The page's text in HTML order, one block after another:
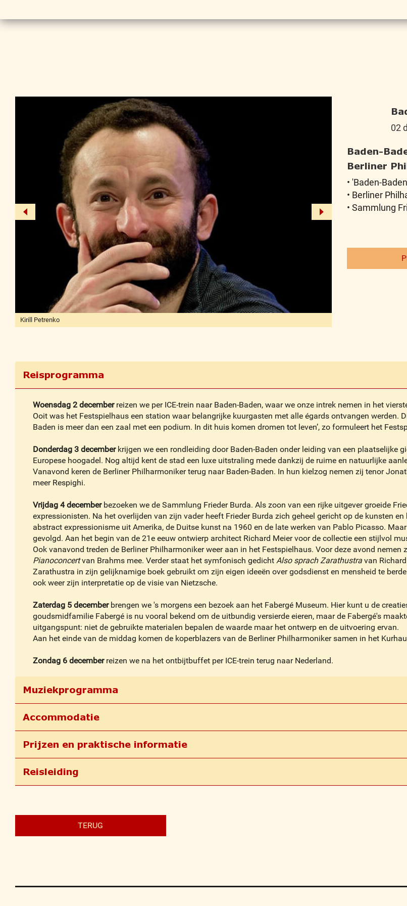
Kirill Petrenko
Trinkhalle, Baden-Baden
02
Baden-
Berliner
• 'Baden-
• Berliner
• Sammlung
Reisprogramma
Woensdag 2 decemberreizen we per ICE-trein naar Baden-Baden, waar we onze intrek nemen in het
Ooit was het Festspielhaus een station waar belangrijke kuurgasten met alle égards ontvangen werden.
Baden is meer dan een zaal met een podium. In dit huis komen dromen tot leven’, zo formuleert het
Donderdag 3 decemberkrijgen we een rondleiding door Baden-Baden onder leiding van een plaatselijke
Europese hoogadel. Nog altijd kent de stad een luxe uitstraling mede dankzij de ruime en natuurlijke
Vanavond keren de Berliner Philharmoniker terug naar Baden-Baden. In hun kielzog nemen zij tenor
meer Respighi.
Vrijdag 4 december bezoeken we de Sammlung Frieder Burda. Als zoon van een rijke uitgever groeide
expressionisten. Na het overlijden van zijn vader heeft Frieder Burda zich geheel gericht op de kunsten
abstract expressionisme uit Amerika, de Duitse kunst na 1960 en de late werken van Pablo Picasso.
gevolgd. Aan het begin van de 21e eeuw ontwierp architect Richard Meier voor de collectie een stijlvol
Ook vanavond treden de Berliner Philharmoniker weer aan in het Festspielhaus. Voor deze avond
Pianoconcertvan Brahms mee. Verder staat het symfonisch gedicht Also sprach Zarathustra van
Zarathustra in zijn gelijknamige boek gebruikt om zijn eigen ideeën over godsdienst en mensheid te
ook weer zijn interpretatie op de visie van Nietzsche.
Zaterdag 5 december brengen we 's morgens een bezoek aan het Fabergé Museum. Hier kunt u de
goudsmidfamilie Fabergé is nu vooral bekend om de uitbundig versierde eieren, maar de Fabergé's
uitgangspunt: niet de gebruikte materialen bepalen de waarde maar het ontwerp en de uitvoering ervan.
Aan het einde van de middag komen de koperblazers van de Berliner Philharmoniker samen in het
Zondag 6 december reizen we na het ontbijtbuffet per ICE-trein terug naar Nederland.
Muziekprogramma
Accommodatie
Prijzen en praktische informatie
Reisleiding
TERUG